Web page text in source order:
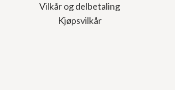
Vilkår og delbetaling
Kjøpsvilkår